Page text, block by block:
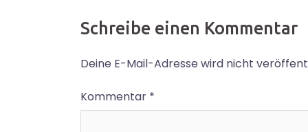
Schreibe einen Kommentar
Deine E-Mail-Adresse wird nicht
Kommentar *